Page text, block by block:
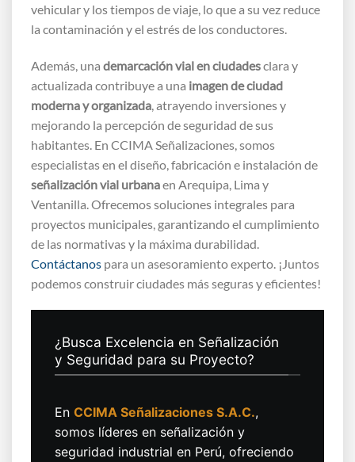
vehicular y los tiempos de viaje, lo que a su vez reduce
la contaminación y el estrés de los conductores.
Además, una demarcación vial en ciudadesclara y
actualizada contribuye a una imagen de ciudad
moderna y organizada, atrayendo inversiones y
mejorando la percepción de seguridad de sus
habitantes. En CCIMA Señalizaciones, somos
especialistas en el diseño, fabricación e instalación de
señalización vial urbanaen Arequipa, Lima y
Ventanilla. Ofrecemos soluciones integrales para
proyectos municipales, garantizando el cumplimiento
de las normativas y la máxima durabilidad.
Contáctanos para un asesoramiento experto. ¡Juntos
podemos construir ciudades más seguras y eficientes!
¿Busca Excelencia en Señalización
y Seguridad para su Proyecto?
En CCIMA Señalizaciones S.A.C.,
somos líderes en señalización y
seguridad industrial en Perú, ofreciendo